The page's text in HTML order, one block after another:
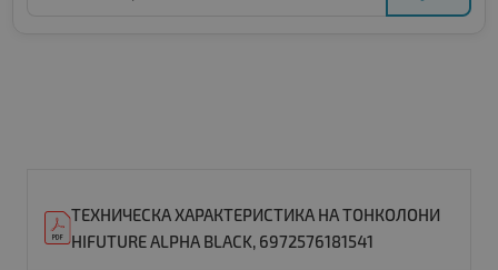
ТЕХНИЧЕСКА ХАРАКТЕРИСТИКА НА ТОНКОЛОНИ
HIFUTURE ALPHA BLACK, 6972576181541